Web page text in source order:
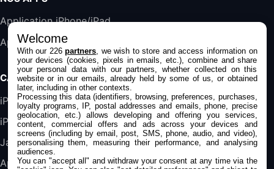
Harman Kardon SoundSticks 5 Haut-Parleur
289,47€
Galaxy S25 FE 6,7\" 5G Nano SIM 128 Go
Blanc
489,99€647,51€Fnac (Vendeur Tiers)
DeLonghi ECAM290.22.b
357,4€389,7€Cdiscount (Vendeur Tiers)
Application iPhone/iPad
Application Mac
CATÉGORIES
iPhone
iPad
Jailbreak
Applications
Welcome
With our 226partners , we wish to store and access information on
your devices (cookies, pixels in emails, etc.), combine and share
your personal data with our partners, whether collected on this
website or in our emails, already held by some of us, or obtained
later, including in other contexts.
Processing this data (identifiers, browsing, preferences, purchases,
loyalty programs, IP, postal addresses and emails, phone, precise
geolocation, etc.) allows developing and offering you services,
content, commercial offers and ads across your devices and
screens (including by email, post, SMS, phone, audio, and video),
personalising them, measuring their performance, and analysing
audiences.
You can "accept all" and withdraw your consent at any time via the